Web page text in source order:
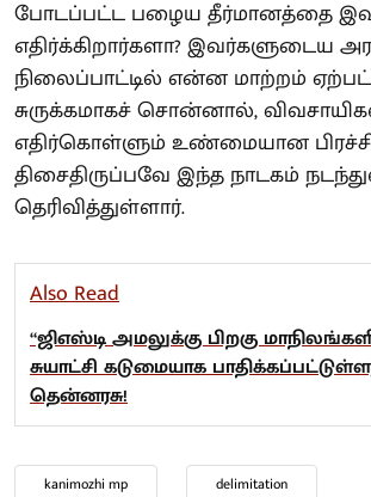
போடப்பட்ட பழைய தீர்மானத்தை
எதிர்க்கிறார்களா? இவர்களுடைய
நிலைப்பாட்டில் என்ன மாற்றம்
சுருக்கமாகச் சொன்னால்,
எதிர்கொள்ளும் உண்மையான
திசைதிருப்பவே இந்த நாடகம்
தெரிவித்துள்ளார்.
Also Read
“ஜிஎஸ்டி அமலுக்கு பிறகு
சுயாட்சி கடுமையாக
தென்னரசு!
kanimozhi mp delimitation